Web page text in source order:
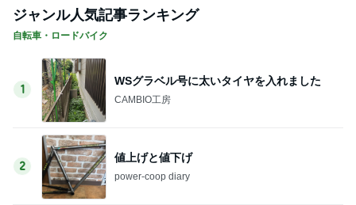
ジャンル人気記事ランキング
自転車・ロードバイク
1
WSグラベル号に太いタイヤを入れました
CAMBIO工房
2
値上げと値下げ
power-coop diary